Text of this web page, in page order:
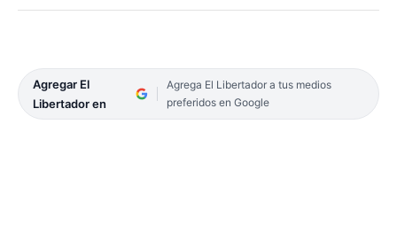
Agregar El
Libertador en
Agrega El Libertador a tus medios
preferidos en Google